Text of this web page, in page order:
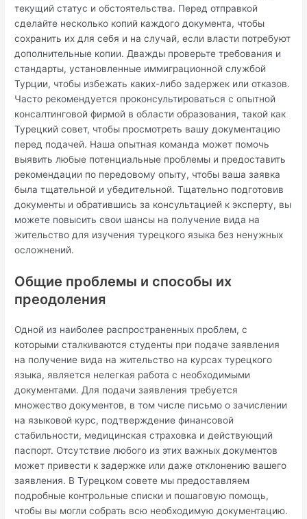
текущий статус и обстоятельства. Перед отправкой
сделайте несколько копий каждого документа, чтобы
сохранить их для себя и на случай, если власти потребуют
дополнительные копии. Дважды проверьте требования и
стандарты, установленные иммиграционной службой
Турции, чтобы избежать каких-либо задержек или отказов.
Часто рекомендуется проконсультироваться с опытной
консалтинговой фирмой в области образования, такой как
Турецкий совет, чтобы просмотреть вашу документацию
перед подачей. Наша опытная команда может помочь
выявить любые потенциальные проблемы и предоставить
рекомендации по передовому опыту, чтобы ваша заявка
была тщательной и убедительной. Тщательно подготовив
документы и обратившись за консультацией к эксперту, вы
можете повысить свои шансы на получение вида на
жительство для изучения турецкого языка без ненужных
осложнений.
Общие проблемы и способы их
преодоления
Одной из наиболее распространенных проблем, с
которыми сталкиваются студенты при подаче заявления
на получение вида на жительство на курсах турецкого
языка, является нелегкая работа с необходимыми
документами. Для подачи заявления требуется
множество документов, в том числе письмо о зачислении
на языковой курс, подтверждение финансовой
стабильности, медицинская страховка и действующий
паспорт. Отсутствие любого из этих важных документов
может привести к задержке или даже отклонению вашего
заявления. В Турецком совете мы предоставляем
подробные контрольные списки и пошаговую помощь,
чтобы вы могли собрать всю необходимую документацию.